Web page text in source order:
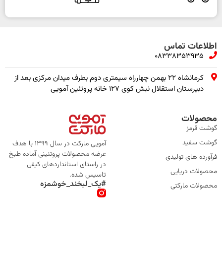
اطلاعات تماس
08338353935
کرمانشاه ۲۲ بهمن چهارراه سیمتری دوم بطرف میدان مرکزی بعد از
دبیرستان استقلال نبش کوی ۱۲۷ خانه پروتئین آمویی
محصولات
گوشت قرمز
گوشت سفید
فرآورده های تولیدی
محصولات دریایی
محصولات مارکتی
آمویی مارکت در سال 1399 با هدف
عرضه محصولات پروتئینی آماده طبخ
در راستای استانداردهای کیفی
تاسیس شده.
#یک_لبخند_خوشمزه